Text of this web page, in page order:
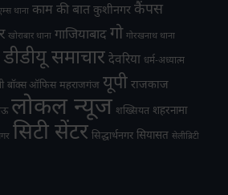
थाना काम की बात कुशीनगर कैंपस
खोराबार थाना गाजियाबादगो गोरखनाथ थाना
डीडीयू समाचार देवरिया धर्म-अध्यात्म
बॉक्स ऑफिस महराजगंज यूपी राजकाज
लोकल न्यूज शख्सियत शहरनामा
सिटी सेंटर सिद्धार्थनगर सियासत सेलीब्रिटी